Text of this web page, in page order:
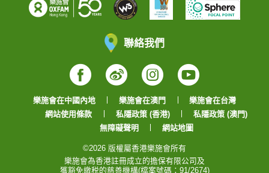
聯絡我們
Facebook
WeiboInstagram
YouTube
樂施會在中國內地 樂施會在澳門
樂施會在台灣
網站使用條款
私隱政策 (香港)
私隱政策 (澳門)
無障礙聲明
網站地圖
©2026 版權屬香港樂施會所有
樂施會為香港註冊成立的擔保有限公司及
獲豁免繳税的慈善機構(檔案號碼：91/2674)